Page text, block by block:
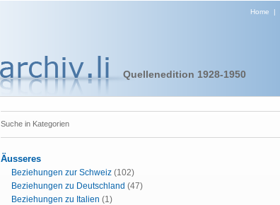
Home |
Quellenedition 1928-1950
Suche in Kategorien
Äusseres
Beziehungen zur Schweiz (102)
Beziehungen zu Deutschland (47)
Beziehungen zu Italien (1)